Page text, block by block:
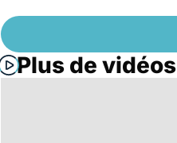
Plus de vidéos